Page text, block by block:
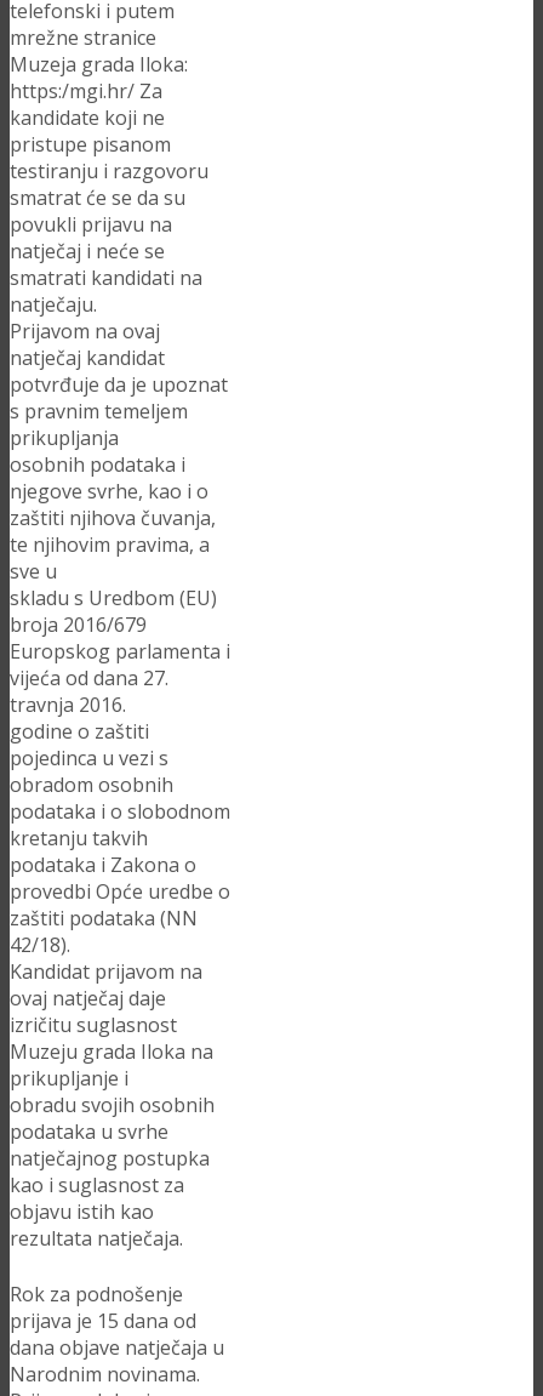
telefonski i putem
mrežne stranice
Muzeja grada Iloka:
https:/mgi.hr/ Za
kandidate koji ne
pristupe pisanom
testiranju i razgovoru
smatrat će se da su
povukli prijavu na
natječaj i neće se
smatrati kandidati na
natječaju.
Prijavom na ovaj
natječaj kandidat
potvrđuje da je upoznat
s pravnim temeljem
prikupljanja
osobnih podataka i
njegove svrhe, kao i o
zaštiti njihova čuvanja,
te njihovim pravima, a
sve u
skladu s Uredbom (EU)
broja 2016/679
Europskog parlamenta i
vijeća od dana 27.
travnja 2016.
godine o zaštiti
pojedinca u vezi s
obradom osobnih
podataka i o slobodnom
kretanju takvih
podataka i Zakona o
provedbi Opće uredbe o
zaštiti podataka (NN
42/18).
Kandidat prijavom na
ovaj natječaj daje
izričitu suglasnost
Muzeju grada Iloka na
prikupljanje i
obradu svojih osobnih
podataka u svrhe
natječajnog postupka
kao i suglasnost za
objavu istih kao
rezultata natječaja.
Rok za podnošenje
prijava je 15 dana od
dana objave natječaja u
Narodnim novinama.